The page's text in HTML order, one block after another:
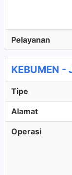
Pelayanan
KEBUMEN -
Tipe
Alamat
Operasi